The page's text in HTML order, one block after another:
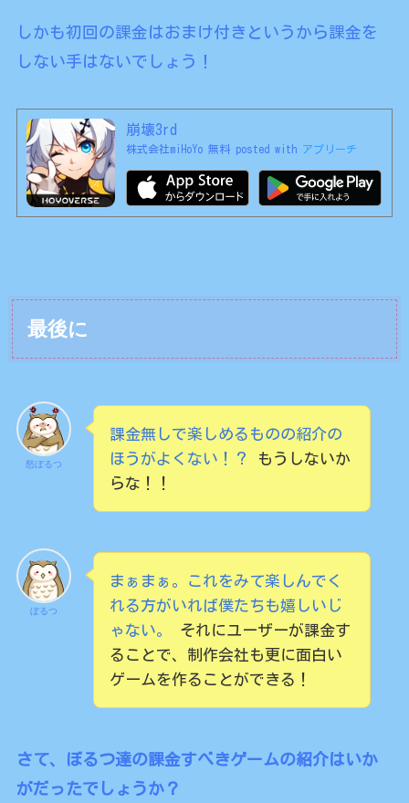
しかも初回の課金はおまけ付きというから課金を
しない手はないでしょう！
崩壊3rd
株式会社miHoYo 無料 posted with アプリーチ
最後に
怒ぼるつ
課金無しで楽しめるものの紹介の
ほうがよくない！？
もうしないか
らな！！
ぼるつ
まぁまぁ。これをみて楽しんでく
れる方がいれば僕たちも嬉しいじ
ゃない。
それにユーザーが課金す
ることで、制作会社も更に面白い
ゲームを作ることができる！
さて、ぼるつ達の課金すべきゲームの紹介はいか
がだったでしょうか？